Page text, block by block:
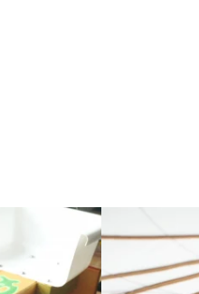
Mariakerk in Rostock"
Meer lezen: